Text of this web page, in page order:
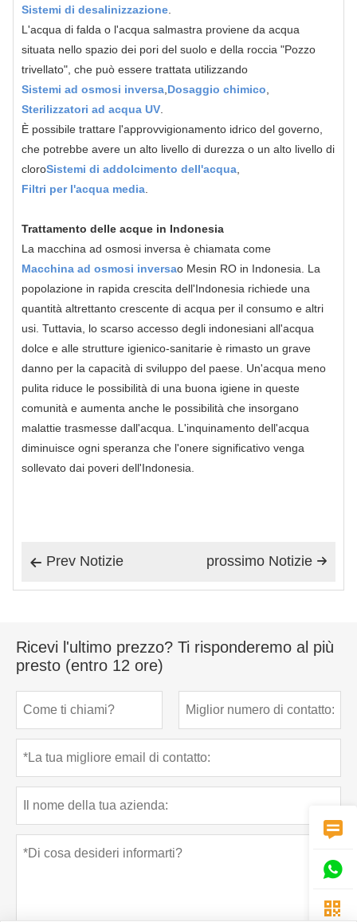
Sistemi di desalinizzazione.
L'acqua di falda o l'acqua salmastra proviene da acqua
situata nello spazio dei pori del suolo e della roccia "Pozzo
trivellato", che può essere trattata utilizzando
Sistemi ad osmosi inversa,Dosaggio chimico,
Sterilizzatori ad acqua UV.
È possibile trattare l'approvvigionamento idrico del governo,
che potrebbe avere un alto livello di durezza o un alto livello di
cloroSistemi di addolcimento dell'acqua,
Filtri per l'acqua media.
Trattamento delle acque in Indonesia
La macchina ad osmosi inversa è chiamata come
Macchina ad osmosi inversao Mesin RO in Indonesia. La
popolazione in rapida crescita dell'Indonesia richiede una
quantità altrettanto crescente di acqua per il consumo e altri
usi. Tuttavia, lo scarso accesso degli indonesiani all'acqua
dolce e alle strutture igienico-sanitarie è rimasto un grave
danno per la capacità di sviluppo del paese. Un'acqua meno
pulita riduce le possibilità di una buona igiene in queste
comunità e aumenta anche le possibilità che insorgano
malattie trasmesse dall'acqua. L'inquinamento dell'acqua
diminuisce ogni speranza che l'onere significativo venga
sollevato dai poveri dell'Indonesia.
 Prev Notizie 
prossimo Notizie
Ricevi l'ultimo prezzo? Ti risponderemo al più
presto (entro 12 ore)


